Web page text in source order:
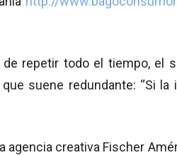
repetir todo el tiempo, el
suene redundante: “Si
agencia creativa Fischer